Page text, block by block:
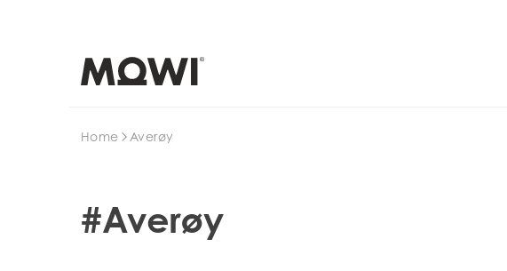
Home Averøy
#Averøy